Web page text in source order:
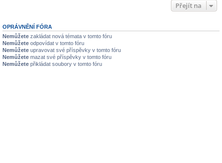
Přejít na
OPRÁVNĚNÍ FÓRA
Nemůžete zakládat nová témata v tomto fóru
Nemůžete odpovídat v tomto fóru
Nemůžete upravovat své příspěvky v tomto fóru
Nemůžete mazat své příspěvky v tomto fóru
Nemůžete přikládat soubory v tomto fóru